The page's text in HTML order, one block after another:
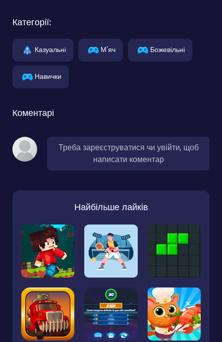
Категорії:
Казуальні М'яч Божевільні
Навички
Коментарі
Треба зареєструватися чи увійти, щоб
написати коментар
Найбільше лайків